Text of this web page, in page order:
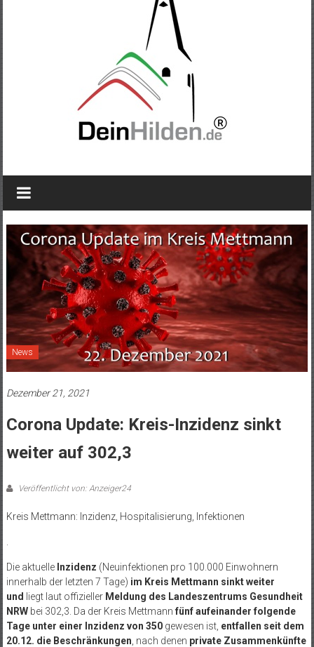
News
Dezember 21, 2021
Corona Update: Kreis-Inzidenz sinkt
weiter auf 302,3
Veröffentlicht von: Anzeiger24
Kreis Mettmann: Inzidenz, Hospitalisierung, Infektionen
Die aktuelle Inzidenz (Neuinfektionen pro 100.000 Einwohnern
innerhalb der letzten 7 Tage) im Kreis Mettmann sinkt weiter
und liegt laut offizieller Meldung des Landeszentrums Gesundheit
NRWbei 302,3. Da der Kreis Mettmann fünf aufeinander folgende
Tage unter einer Inzidenz von 350gewesen ist, entfallen seit dem
20.12. die Beschränkungen , nach denen private Zusammenkünfte